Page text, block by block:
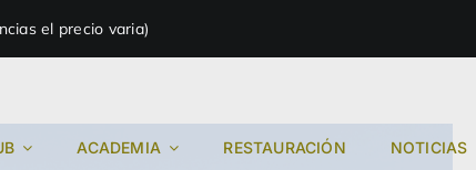
el precio varia)
ACADEMIA RESTAURACIÓN NOTICIAS